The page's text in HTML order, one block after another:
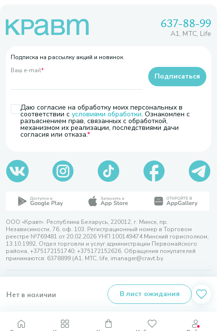
Нет в наличии В лист ожидания
637-88-99
A1, МТС, Life
Подписка на рассылку акций и новинок
Ваш e-mail*
Даю согласие на обработку моих персональных в
соответствии с условиями обработки. Ознакомлен с
разъяснением прав, связанных с обработкой,
механизмом их реализации, последствиями дачи
согласия или отказа.
Подписаться
ООО «Кравт». Республика Беларусь, 220012, г. Минск, пр.
Независимости, 76, оф. 103. Регистрационный номер в Торговом
реестре №769481 от 20.02.2026 УНП 100149474 Минский горисполком,
13.10.1992. Отдел торговли и услуг администрации Первомайского
района, +375172151740; +375172152626. Обращения покупателей
принимаются: 6378899 (А1, МТС, life, imanager@cravt.by.
Разработка сайта — SLAM
Выбор настроек Cookie